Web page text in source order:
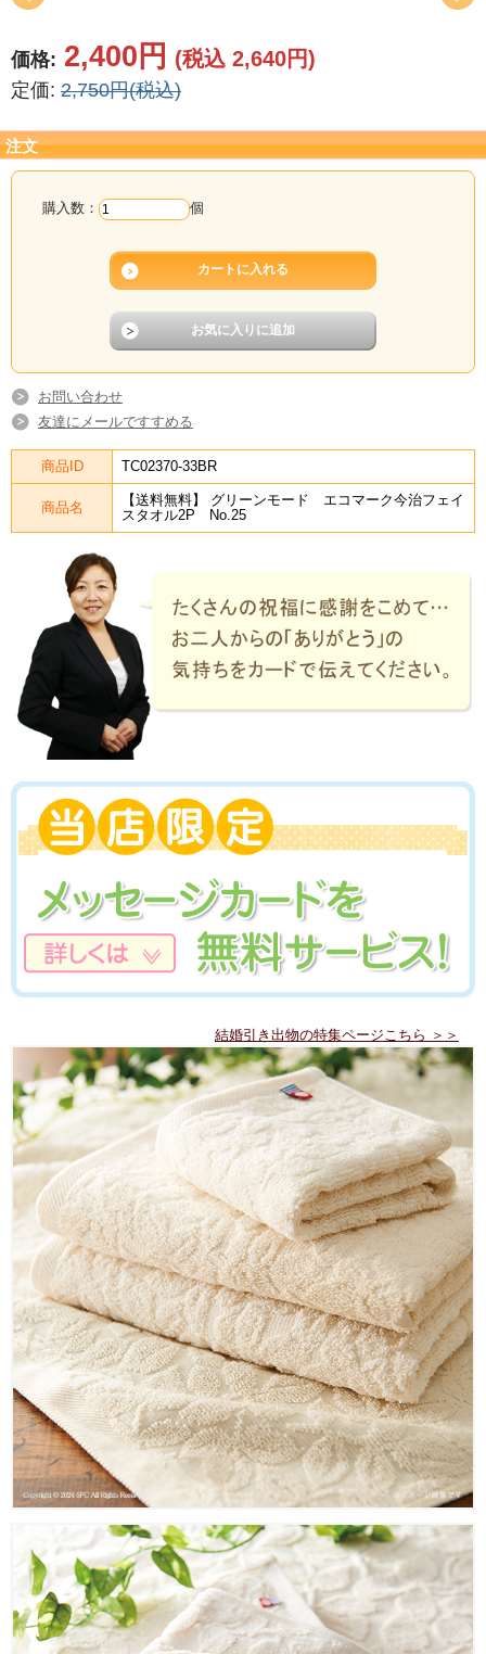
カタログ
その他
価格: 2,400円 (税込 2,640円)
定価: 2,750円(税込)
注文
購入数： 個
お問い合わせ
友達にメールですすめる
商品ID TC02370-33BR
商品名
【送料無料】 グリーンモード エコマーク今治フェイ
スタオル2P No.25
結婚引き出物の特集ページこちら ＞＞